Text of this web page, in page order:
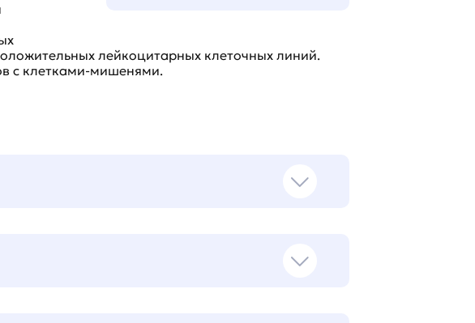
лейкоцитарных клеточных линий.
с клетками-мишенями.